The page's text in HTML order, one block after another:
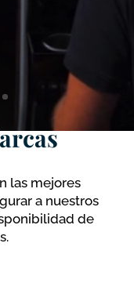
mejores
a nuestros
de